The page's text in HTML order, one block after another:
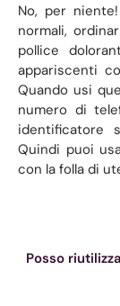
No, per
normali,
pollice
appariscenti
Quando usi
numero di
identificatore
Quindi puoi
con la folla di
Posso